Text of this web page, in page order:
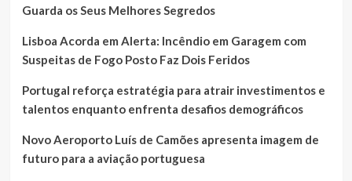
Guarda os Seus Melhores Segredos
Lisboa Acorda em Alerta: Incêndio em Garagem com
Suspeitas de Fogo Posto Faz Dois Feridos
Portugal reforça estratégia para atrair investimentos e
talentos enquanto enfrenta desafios demográficos
Novo Aeroporto Luís de Camões apresenta imagem de
futuro para a aviação portuguesa